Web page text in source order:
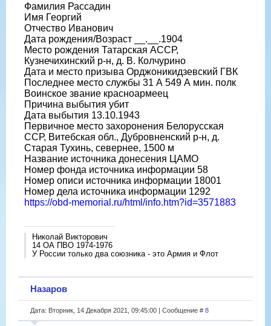
Фамилия Рассадин
Имя Георгий
Отчество Иванович
Дата рождения/Возраст __.__.1904
Место рождения Татарская АССР,
Кузнечихинский р-н, д. В. Колчурино
Дата и место призыва Орджоникидзевский ГВК
Последнее место службы 31 А 549 А мин. полк
Воинское звание красноармеец
Причина выбытия убит
Дата выбытия 13.10.1943
Первичное место захоронения Белорусская
ССР, Витебская обл., Дубровненский р-н, д.
Старая Тухинь, севернее, 1500 м
Название источника донесения ЦАМО
Номер фонда источника информации 58
Номер описи источника информации 18001
Номер дела источника информации 1292
https://obd-memorial.ru/html/info.htm?id=3571883
Николай Викторович
14 ОА ПВО 1974-1976
У России только два союзника - это Армия и Флот
Назаров
Дата: Вторник, 14 Декабря 2021, 09:45:00 | Сообщение # 8